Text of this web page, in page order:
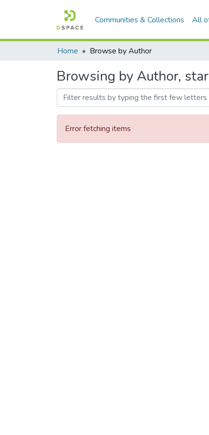
Communities & Collections All
Home Browse by Author
Browsing by Author,
Error fetching items